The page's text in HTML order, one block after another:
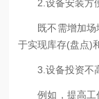
2.设备安装方便
既不需增加场
于实现库存(盘点)
3.设备投资不
例如，提高工